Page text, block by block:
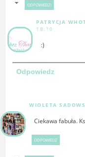
ODPOWIEDZI
PATRYCJA
18:10
:)
Odpowiedz
WIOLETA
Ciekawa fabuła.
ODPOWIEDZ